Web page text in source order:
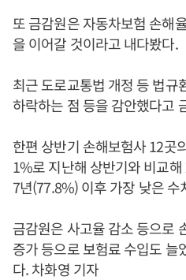
또 금감원은 자동차보험 손해
을 이어갈 것이라고 내다봤다.
최근 도로교통법 개정 등 법규
하락하는 점 등을 감안했다고
한편 상반기 손해보험사 12곳
1%로 지난해 상반기와 비교
7년(77.8%) 이후 가장 낮은 수
금감원은 사고율 감소 등으로
증가 등으로 보험료 수입도 늘
다. 차화영 기자